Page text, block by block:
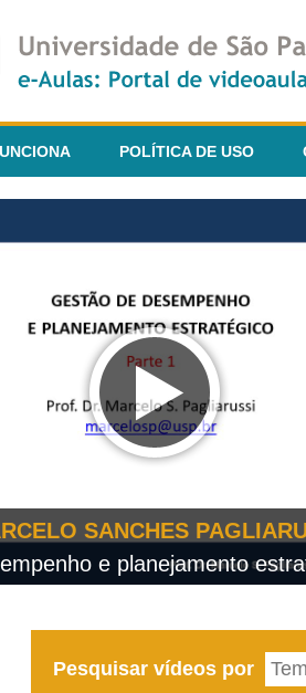
POLÍTICA DE USO
SANCHES
e planejamento
Pesquisar vídeos por